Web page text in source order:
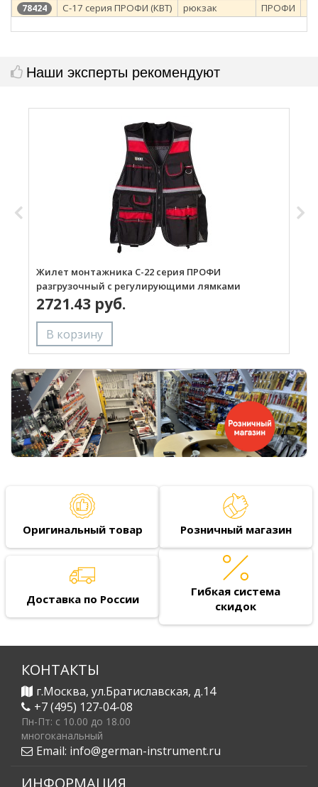
78424 С-17 серия ПРОФИ (КВТ) рюкзак ПРОФИ
Наши эксперты рекомендуют
Жилет монтажника С-22 серия ПРОФИ
разгрузочный с регулирующими лямками
2721.43 руб.
Оригинальный товар Розничный магазин
Доставка по России
Гибкая система
скидок
КОНТАКТЫ
г.Москва, ул.Братиславская, д.14
+7 (495) 127-04-08
Пн-Пт: c 10.00 до 18.00
многоканальный
Email: info@german-instrument.ru